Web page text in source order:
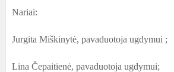
Nariai:
Jurgita Miškinytė, pavaduotoja ugdymui ;
Lina Čepaitienė, pavaduotoja ugdymui;